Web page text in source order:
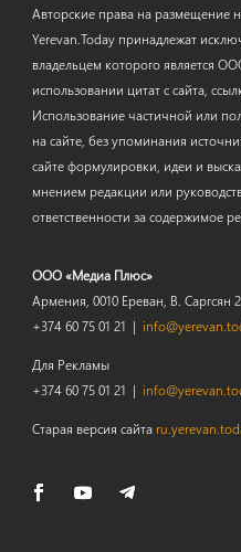
Авторские права на размещение
Yerevan.Today принадлежат
владельцем которого является
использовании цитат с сайта,
Использование частичной или
на сайте, без упоминания
сайте формулировки, идеи и
мнением редакции или
ответственности за содержимое
ООО «Медиа Плюс»
Армения, 0010 Ереван, В. Саргсян
+374 60 75 01 21 |
Для Рекламы
+374 60 75 01 21 |
Старая версия сайта